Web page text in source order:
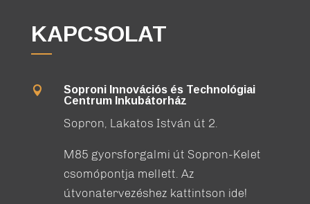
KAPCSOLAT

Soproni Innovációs és Technológiai
Centrum Inkubátorház
Sopron, Lakatos István út 2.
M85 gyorsforgalmi út Sopron-Kelet
csomópontja mellett. Az
útvonatervezéshez kattintson ide!